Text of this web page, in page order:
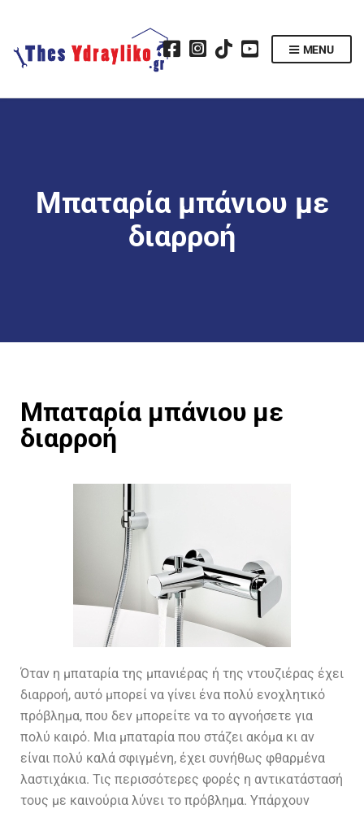
MENU
Μπαταρία μπάνιου με
διαρροή
Μπαταρία μπάνιου με
διαρροή
Όταν η μπαταρία της μπανιέρας ή της ντουζιέρας έχει
διαρροή, αυτό μπορεί να γίνει ένα πολύ ενοχλητικό
πρόβλημα, που δεν μπορείτε να το αγνοήσετε για
πολύ καιρό. Μια μπαταρία που στάζει ακόμα κι αν
είναι πολύ καλά σφιγμένη, έχει συνήθως φθαρμένα
λαστιχάκια. Τις περισσότερες φορές η αντικατάστασή
τους με καινούρια λύνει το πρόβλημα. Υπάρχουν